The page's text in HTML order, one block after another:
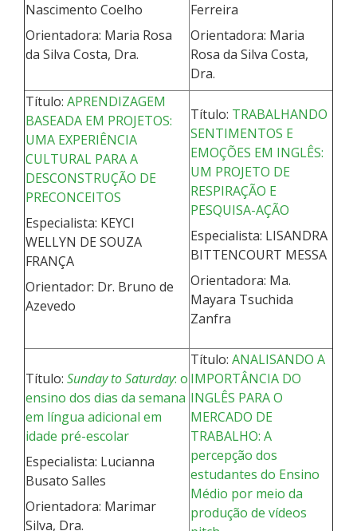
Nascimento Coelho
Orientadora: Maria Rosa
da Silva Costa, Dra.
Ferreira
Orientadora: Maria
Rosa da Silva Costa,
Dra.
Título: APRENDIZAGEM
BASEADA EM PROJETOS:
UMA EXPERIÊNCIA
CULTURAL PARA A
DESCONSTRUÇÃO DE
PRECONCEITOS
Especialista: KEYCI
WELLYN DE SOUZA
FRANÇA
Orientador: Dr. Bruno de
Azevedo
Título: TRABALHANDO
SENTIMENTOS E
EMOÇÕES EM INGLÊS:
UM PROJETO DE
RESPIRAÇÃO E
PESQUISA-AÇÃO
Especialista: LISANDRA
BITTENCOURT MESSA
Orientadora: Ma.
Mayara Tsuchida
Zanfra
Título: Sunday to Saturday: o
ensino dos dias da semana
em língua adicional em
idade pré-escolar
Especialista: Lucianna
Busato Salles
Orientadora: Marimar
Silva, Dra.
Título: ANALISANDO A
IMPORTÂNCIA DO
INGLÊS PARA O
MERCADO DE
TRABALHO: A
percepção dos
estudantes do Ensino
Médio por meio da
produção de vídeos